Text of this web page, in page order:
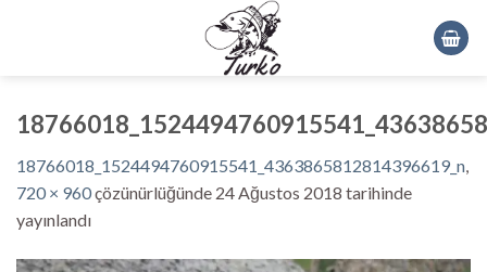
18766018_1524494760915541_4363865812814396619_n,
720 × 960çözünürlüğünde 24 Ağustos 2018 tarihinde
yayınlandı